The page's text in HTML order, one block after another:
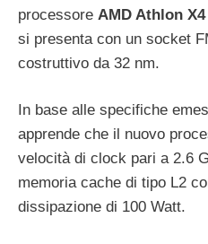
processore AMD Athlon X4
si presenta con un socket
costruttivo da 32 nm.
In base alle specifiche
apprende che il nuovo
velocità di clock pari a 2.6
memoria cache di tipo L2
dissipazione di 100 Watt.